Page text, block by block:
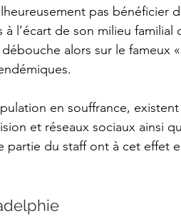
pas bénéficier
à l’écart de son milieu
alors sur le fameux
en souffrance, existent
et réseaux sociaux ainsi
partie du staff ont à cet effet